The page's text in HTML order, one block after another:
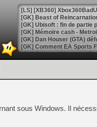
[GK] Beast of
[GK] Ubisoft : fin de partie
[GK] Mémoire cash -
[GK] Dan Houser (GTA)
[GK] Comment EA Sports
[GK] Crimson Moon : un
[GK] Isle of Reveries : le
[GK] Moonlighter 2 : The
[GK] Capcom relance
[Mo5] Deux inédits du
[GK] Le beat'em up The
sous Windows. Il